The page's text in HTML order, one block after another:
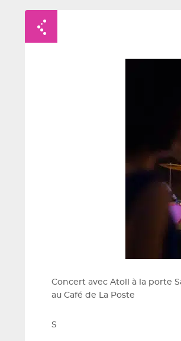
Concert avec Atoll à la porte
au Café de La Poste
S